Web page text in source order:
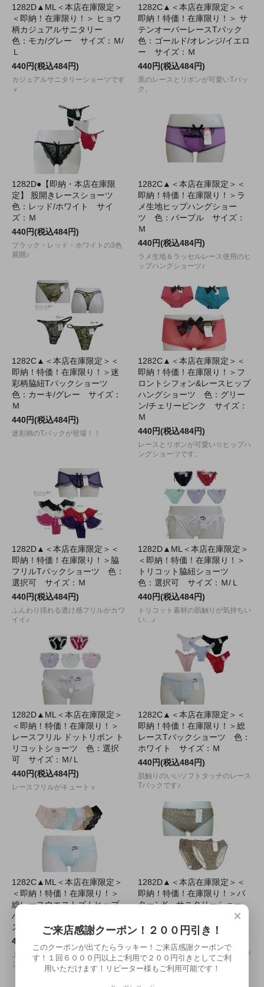
1282D▲ML＜本店在庫限定＞
＜即納！在庫限り！＞ ヒョウ
柄カジュアルサニタリー
色：モカ/グレー サイズ：Ｍ/
Ｌ
440円(税込484円)
カジュアルサニタリーショーツです
ｖ
1282C▲＜本店在庫限定＞＜
即納！特価！在庫限り！＞ サ
テンオーバーレースTバック
色：ゴールド/オレンジ/イエロ
ー サイズ：Ｍ
440円(税込484円)
黒のレースとリボンが可愛いTバッ
ク。
1282D●【即納・本店在庫限
定】 股開きレースショーツ
色：レッド/ホワイト サイ
ズ：Ｍ
440円(税込484円)
ブラック・レッド・ホワイトの3色
展開♪
1282C▲＜本店在庫限定＞＜
即納！特価！在庫限り！＞ラ
メ生地ヒップハングショー
ツ 色：パープル サイズ：
Ｍ
440円(税込484円)
ラメ生地＆ラッセルレース使用のヒ
ップハングショーツ♪
1282C▲＜本店在庫限定＞＜
即納！特価！在庫限り！＞迷
彩柄脇紐Tバックショーツ
色：カーキ/グレー サイズ：
Ｍ
440円(税込484円)
迷彩柄のTバックが登場！！
1282C▲＜本店在庫限定＞＜
即納！特価！在庫限り！＞フ
ロントシフォン&レースヒップ
ハングショーツ 色：グリー
ン/チェリーピンク サイズ：
Ｍ
440円(税込484円)
レースとリボンが可愛い☆ヒップハ
ングショーツです。
1282D▲＜本店在庫限定＞＜
即納！特価！在庫限り！＞脇
フリルTバックショーツ 色：
選択可 サイズ：Ｍ
440円(税込484円)
ふんわり揺れる透け感フリルがカワ
イイ♪
1282D▲ML＜本店在庫限定＞
＜即納！特価！在庫限り！＞
トリコット脇紐ショーツ
色：選択可 サイズ：Ｍ/Ｌ
440円(税込484円)
トリコット素材の肌触りが気持ちい
い…♪
1282D▲ML＜本店在庫限定＞
＜即納！特価！在庫限り！＞
レースフリル ドットリボン ト
リコットショーツ 色：選択
可 サイズ：Ｍ/Ｌ
440円(税込484円)
レースフリルがキュートｖ
1282C▲＜本店在庫限定＞＜
即納！特価！在庫限り！＞総
レースTバックショーツ 色：
ホワイト サイズ：Ｍ
440円(税込484円)
肌触りのいいソフトタッチのレース
Tバックです♪
1282C▲ML＜本店在庫限定＞
＜即納！特価！在庫限り！＞
総レースウエストゴムヒップ
ハンガー 色：選択可 サイ
ズ：Ｍ/Ｌ
440円(税込484円)
上品でプレーンな総レースヒップハ
ングショーツｖ
1282D▲＜本店在庫限定＞＜
即納！特価！在庫限り！＞パ
ターンK サニタリーショー
ツ 色：カーキ/クリーム サ
イズ：Ｍ
440円(税込484円)
カジュアルプリントのシンプルデザ
イン♪
×
ご来店感謝クーポン！２００円引き！
このクーポンが出てたらラッキー！ご来店感謝クーポンで
す！１回６０００円以上ご利用で２００円引きとしてご利
用いただけます！リピーター様もご利用可能です！